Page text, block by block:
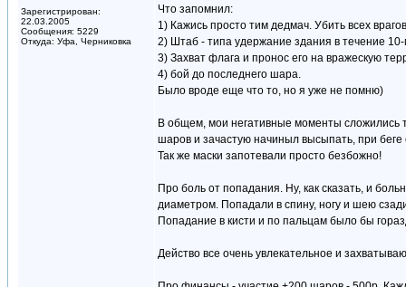
Зарегистрирован:
22.03.2005
Сообщения: 5229
Откуда: Уфа, Черниковка
Что запомнил:
1) Кажись просто тим дедмач. Убить всех
2) Штаб - типа удержание здания в течение
3) Захват флага и пронос его на вражескую
4) бой до последнего шара.
Было вроде еще что то, но я уже не помню)
В общем, мои негативные моменты сложились
шаров и зачастую начиныл высыпать, при беге
Так же маски запотевали просто безбожно!
Про боль от попадания. Ну, как сказать, и
диаметром. Попадали в спину, ногу и шею
Попадание в кисти и по пальцам было бы
Действо все очень увлекательное и